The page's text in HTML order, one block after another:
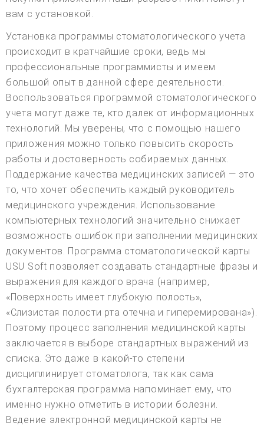
вам с установкой.
Установка программы стоматологического учета
происходит в кратчайшие сроки, ведь мы
профессиональные программисты и имеем
большой опыт в данной сфере деятельности.
Воспользоваться программой стоматологического
учета могут даже те, кто далек от информационных
технологий. Мы уверены, что с помощью нашего
приложения можно только повысить скорость
работы и достоверность собираемых данных.
Поддержание качества медицинских записей — это
то, что хочет обеспечить каждый руководитель
медицинского учреждения. Использование
компьютерных технологий значительно снижает
возможность ошибок при заполнении медицинских
документов. Программа стоматологической карты
USU Soft позволяет создавать стандартные фразы и
выражения для каждого врача (например,
«Поверхность имеет глубокую полость»,
«Слизистая полости рта отечна и гиперемирована»).
Поэтому процесс заполнения медицинской карты
заключается в выборе стандартных выражений из
списка. Это даже в какой-то степени
дисциплинирует стоматолога, так как сама
бухгалтерская программа напоминает ему, что
именно нужно отметить в истории болезни.
Ведение электронной медицинской карты не